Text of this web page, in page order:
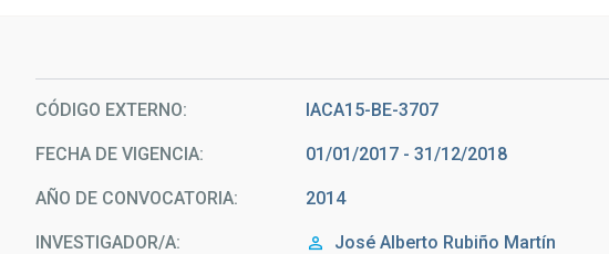
ayuda
a
la
navegación
CÓDIGO EXTERNO IACA15-BE-3707
FECHA DE VIGENCIA 01/01/2017 - 31/12/2018
AÑO DE CONVOCATORIA 2014
INVESTIGADOR/A José Alberto Rubiño Martín